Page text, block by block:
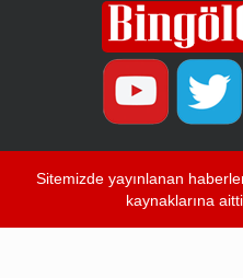
Sitemizde yayınlanan
kaynaklarına